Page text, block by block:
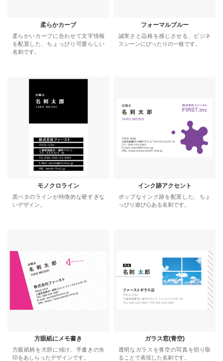
柔らかカーブ
柔らかいカーブに合わせて文字情報
を配置した、ちょっぴり可愛らしい
名刺です。
フォーマルブルー
誠実さと品格を感じさせる、ビジネ
スシーンにぴったりの一枚です。
モノクロライン
黒ベタのラインが特徴的な硬すぎな
いデザイン。
インク跡アクセント
ポップなインク跡を配置した、ちょ
っぴり遊び心ある名刺です。
方眼紙にメモ書き
方眼紙柄を大胆に傾け、手書きの矢
印をあしらったデザインです。
ガラス窓(青空)
透明なガラスを青空の写真を切り取
ることで表現した名刺です。